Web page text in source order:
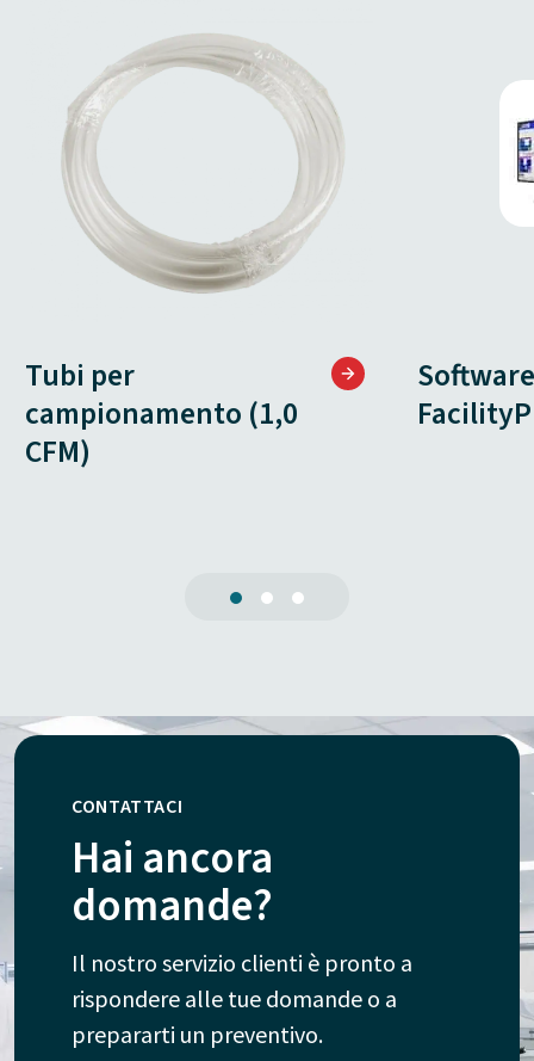
Tubi per
campionamento (1,0
CFM)
Software
CONTATTACI
Hai ancora
domande?
Il nostro servizio clienti è pronto a
rispondere alle tue domande o a
prepararti un preventivo.